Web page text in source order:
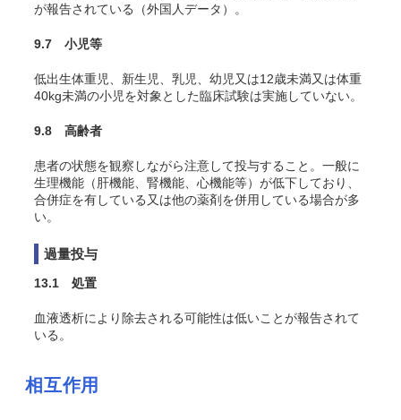
が報告されている
（外国人データ）。
9.7 小児等
低出生体重児、新生児、乳児、幼児又は12歳未満又は体重
40kg未満の小児を対象とした臨床試験は実施していない。
9.8 高齢者
患者の状態を観察しながら注意して投与すること。一般に
生理機能（肝機能、腎機能、心機能等）が低下しており、
合併症を有している又は他の薬剤を併用している場合が多
い。
過量投与
13.1 処置
血液透析により除去される可能性は低いことが報告されて
いる 。
相互作用